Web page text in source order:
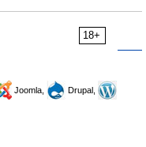
18+
Joomla,
Drupal,